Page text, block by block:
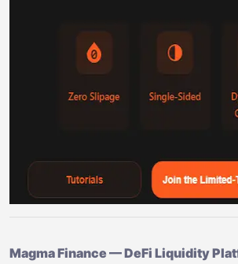
Magma Finance — DeFi Liquidity